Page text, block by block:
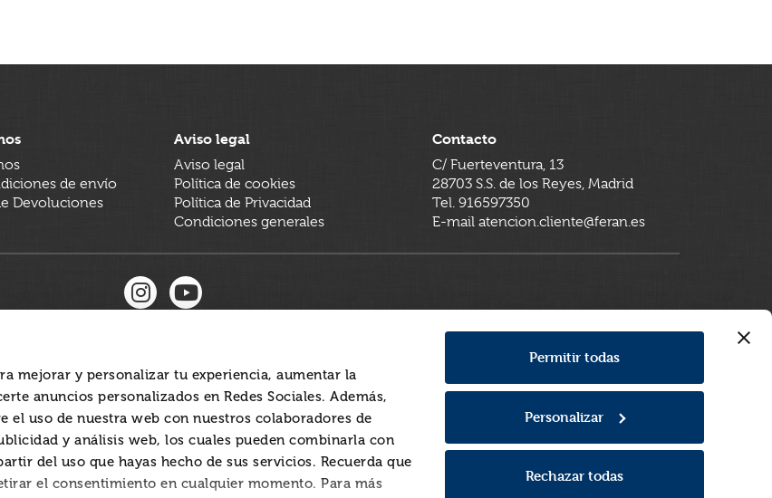
mejorar y personalizar tu experiencia, aumentar la
anuncios personalizados en Redes Sociales. Además,
el uso de nuestra web con nuestros colaboradores de
y análisis web, los cuales pueden combinarla con
del uso que hayas hecho de sus servicios. Recuerda que
el consentimiento en cualquier momento. Para más
Permitir todas
Personalizar
Rechazar todas
de envío
Devoluciones
Aviso legal
Aviso legal
Política de cookies
Política de Privacidad
Condiciones generales
Contacto
C/ Fuerteventura, 13
28703 S.S. de los Reyes, Madrid
Tel. 916597350
E-mail atencion.cliente@feran.es